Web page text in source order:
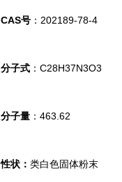
CAS号 ：202189-78-4
分子式 ：C28H37N3O3
分子量 ：463.62
性状： 类白色固体粉末